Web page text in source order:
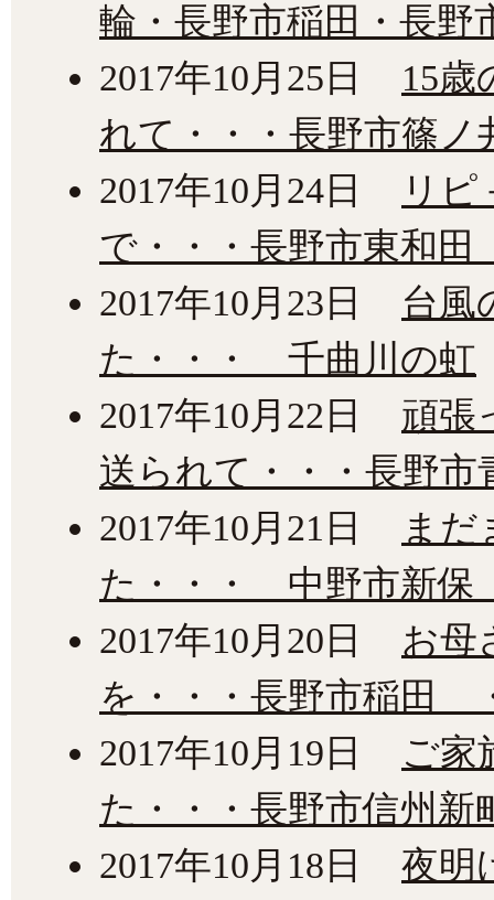
輪・長野市稲田・長野
2017年10月25日
15歳
れて・・・長野市篠
2017年10月24日
リ
で・・・長野市東和
2017年10月23日
台風
た・・・ 千曲川の虹
2017年10月22日
頑張
送られて・・・長野
2017年10月21日
まだ
た・・・ 中野市新
2017年10月20日
お母
を・・・長野市稲田
2017年10月19日
ご家
た・・・長野市信州
2017年10月18日
夜明